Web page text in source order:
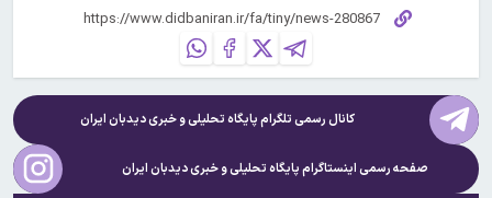
کانال رسمی تلگرام پایگاه تحلیلی و خبریدیدبان ایران
صفحه رسمی اینستاگرام پایگاه تحلیلی و خبریدیدبان ایران